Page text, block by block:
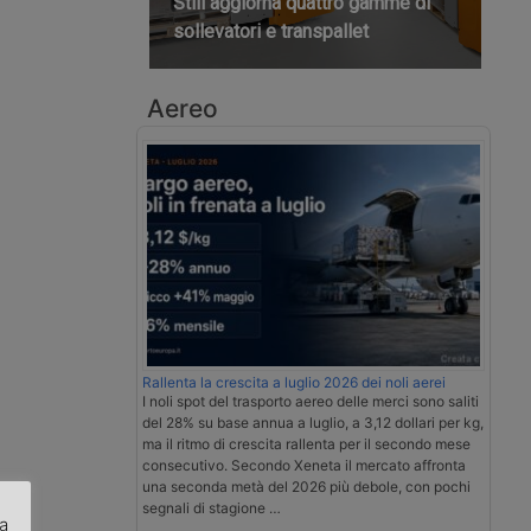
sollevatori e transpallet
Aereo
Rallenta la crescita a luglio 2026 dei noli aerei
I noli spot del trasporto aereo delle merci sono saliti
del 28% su base annua a luglio, a 3,12 dollari per kg,
ma il ritmo di crescita rallenta per il secondo mese
consecutivo. Secondo Xeneta il mercato affronta
una seconda metà del 2026 più debole, con pochi
segnali di stagione …